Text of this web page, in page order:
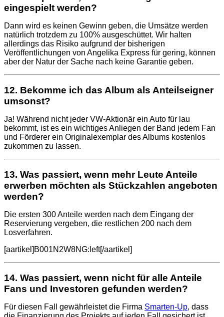
eingespielt werden?
Dann wird es keinen Gewinn geben, die Umsätze werden
natürlich trotzdem zu 100% ausgeschüttet. Wir halten
allerdings das Risiko aufgrund der bisherigen
Veröffentlichungen von Angelika Express für gering, können
aber der Natur der Sache nach keine Garantie geben.
12. Bekomme ich das Album als Anteilseigner
umsonst?
Ja! Während nicht jeder VW-Aktionär ein Auto für lau
bekommt, ist es ein wichtiges Anliegen der Band jedem Fan
und Förderer ein Originalexemplar des Albums kostenlos
zukommen zu lassen.
13. Was passiert, wenn mehr Leute Anteile
erwerben möchten als Stückzahlen angeboten
werden?
Die ersten 300 Anteile werden nach dem Eingang der
Reservierung vergeben, die restlichen 200 nach dem
Losverfahren.
[aartikel]B001N2W8NG:left[/aartikel]
14. Was passiert, wenn nicht für alle Anteile
Fans und Investoren gefunden werden?
Für diesen Fall gewährleistet die Firma Smarten-Up, dass